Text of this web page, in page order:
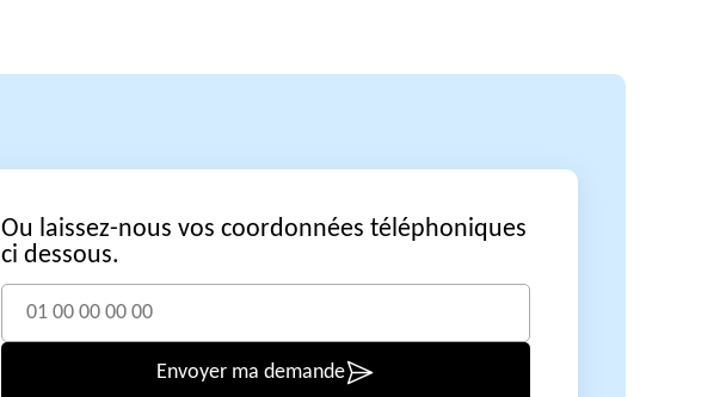
Ou laissez-nous vos coordonnées téléphoniques
ci dessous.
Envoyer ma demande